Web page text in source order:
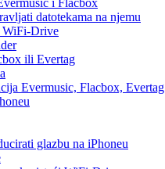
i Flacbox
datotekama na njemu
WiFi-Drive
ili Evertag
Evermusic, Flacbox, Evertag
glazbu na iPhoneu